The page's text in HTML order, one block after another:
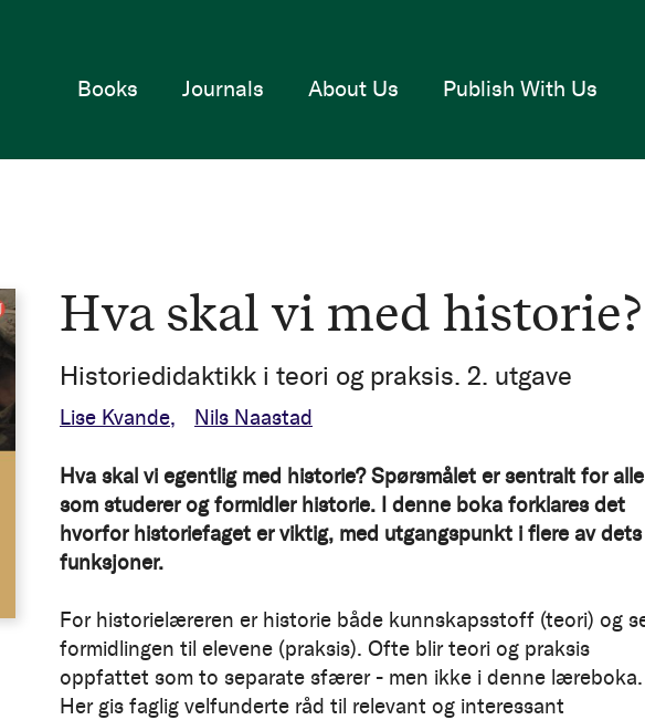
Home
Books Journals About Us Publish With Us
Hva skal vi med historie?
Historiedidaktikk i teori og praksis. 2. utgave
Lise Kvande Nils Naastad
Hva skal vi egentlig med historie? Spørsmålet er sentralt for alle
som studerer og formidler historie. I denne boka forklares det
hvorfor historiefaget er viktig, med utgangspunkt i flere av dets
funksjoner.
For historielæreren er historie både kunnskapsstoff (teori) og
formidlingen til elevene (praksis). Ofte blir teori og praksis
oppfattet som to separate sfærer - men ikke i denne læreboka.
Her gis faglig velfunderte råd til relevant og interessant